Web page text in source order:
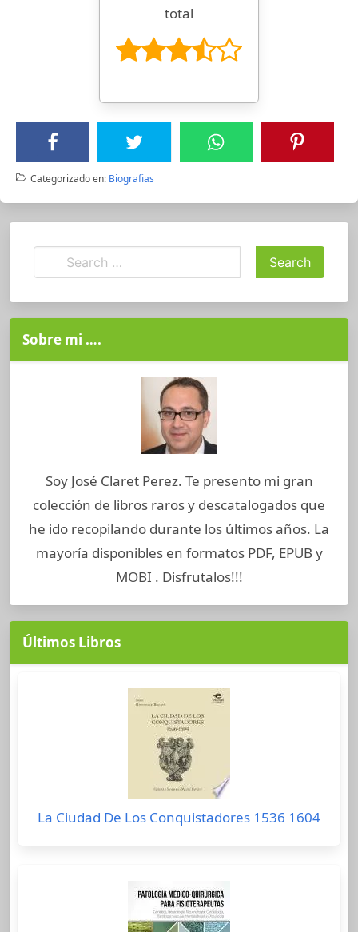
total
Categorizado en: Biografias
Sobre mi ….
Soy José Claret Perez. Te presento mi gran
colección de libros raros y descatalogados que
he ido recopilando durante los últimos años. La
mayoría disponibles en formatos PDF, EPUB y
MOBI . Disfrutalos!!!
Últimos Libros
La Ciudad De Los Conquistadores 1536 1604